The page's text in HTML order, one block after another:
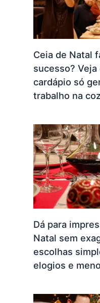
Ceia de Natal
sucesso?
cardápio só
trabalho na
Dá para
Natal sem
escolhas
elogios e